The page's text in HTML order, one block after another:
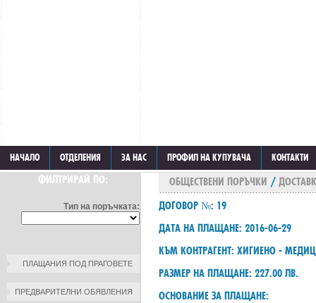
НАЧАЛО ОТДЕЛЕНИЯ ЗА НАС ПРОФИЛ НА КУПУВАЧА КОНТАКТИ
ФИЛТРИРАЙ ПО:
Тип на поръчката:
ПЛАЩАНИЯ ПОД ПРАГОВЕТЕ
ПРЕДВАРИТЕЛНИ ОБЯВЛЕНИЯ
ОБЩЕСТВЕНИ ПОРЪЧКИ /
ДОГОВОР №: 19
ДАТА НА ПЛАЩАНЕ: 2016-06-29
КЪМ КОНТРАГЕНТ: ХИГИЕНО -
РАЗМЕР НА ПЛАЩАНЕ: 227.00 ЛВ.
ОСНОВАНИЕ ЗА ПЛАЩАНЕ: